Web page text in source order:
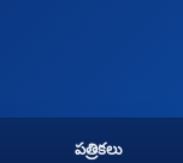
పత్రికలు